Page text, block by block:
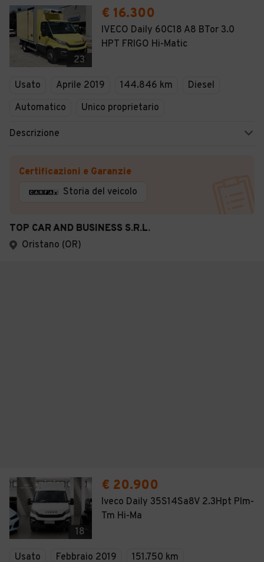
23
€ 16.300
IVECO Daily 60C18 A8 BTor 3.0
HPT FRIGO Hi-Matic
Usato Aprile 2019 144.846 km
Diesel
Automatico
Unico proprietario
Descrizione
Certificazioni e Garanzie
Storia del veicolo
TOP CAR AND BUSINESS S.R.L.
Oristano (OR)
18
€ 20.900
Iveco Daily 35S14Sa8V 2.3Hpt Plm-
Tm Hi-Ma
Usato Febbraio 2019 151.750 km